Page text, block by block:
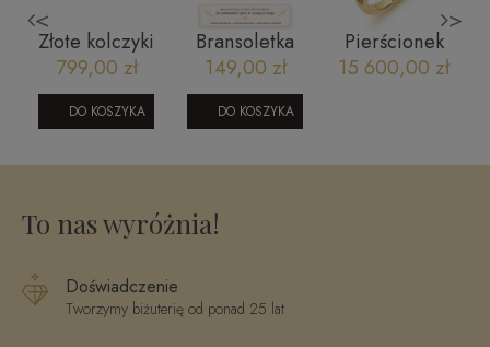
<
Złote kolczyki
z cyframi
191020233C
799,00 zł
DO KOSZYKA
Bransoletka
na szczęście:
Bogactwo
czarny
turmalin,
cyrtyn, piryt
149,00 zł
DO KOSZYKA
Pierścionek
zaręczynowy
15 600,00 zł
>
To nas wyróżnia!
Doświadczenie
Tworzymy biżuterię od ponad 25 lat